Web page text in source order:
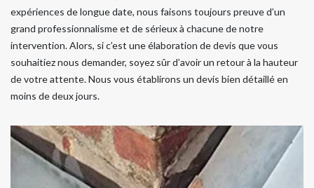
expériences de longue date, nous faisons toujours preuve d’un
grand professionnalisme et de sérieux à chacune de notre
intervention. Alors, si c’est une élaboration de devis que vous
souhaitiez nous demander, soyez sûr d’avoir un retour à la hauteur
de votre attente. Nous vous établirons un devis bien détaillé en
moins de deux jours.